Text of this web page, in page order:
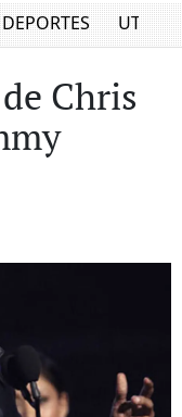
DEPORTES
Chris